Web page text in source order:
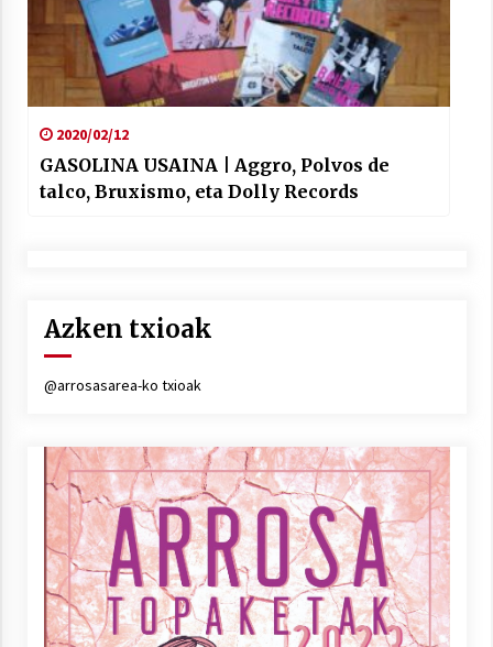
2020/02/12
GASOLINA USAINA | Aggro, Polvos de
talco, Bruxismo, eta Dolly Records
Azken txioak
@arrosasarea-ko txioak